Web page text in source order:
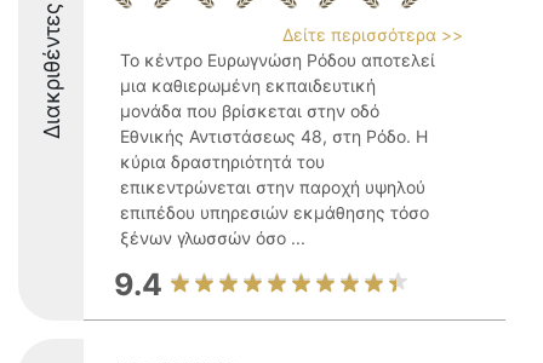
Διακριθέντες
Δείτε περισσότερα >>
Το κέντρο Ευρωγνώση Ρόδου αποτελεί
μια καθιερωμένη εκπαιδευτική
μονάδα που βρίσκεται στην οδό
Εθνικής Αντιστάσεως 48, στη Ρόδο. Η
κύρια δραστηριότητά του
επικεντρώνεται στην παροχή υψηλού
επιπέδου υπηρεσιών εκμάθησης τόσο
ξένων γλωσσών όσο ...
9.4